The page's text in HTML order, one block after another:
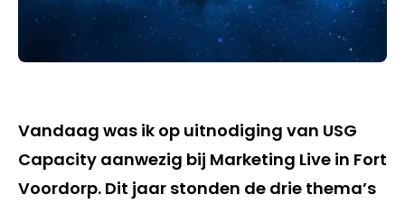
Vandaag was ik op uitnodiging van USG
Capacity aanwezig bij Marketing Live in Fort
Voordorp. Dit jaar stonden de drie thema’s